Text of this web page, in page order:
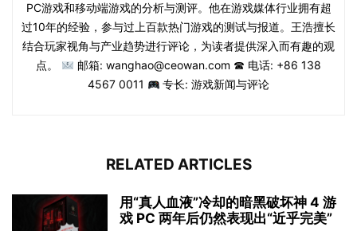
PC游戏和移动端游戏的分析与测评。他在游戏媒体行业拥有超
过10年的经验，参与过上百款热门游戏的测试与报道。王浩擅长
结合玩家视角与产业趋势进行评论，为读者提供深入而有趣的观
点。
邮箱: wanghao@ceowan.com ☎ 电话: +86 138
4567 0011
专长: 游戏新闻与评论
RELATED ARTICLES
用“真人血液”冷却的暗黑破坏神 4 游
戏 PC 两年后仍然表现出“近乎完美”